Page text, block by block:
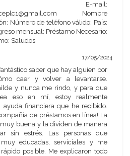
E-mail:
Nombre
Número de teléfono válido: País:
mensual: Préstamo Necesario:
Saludos
17/05/2024
saber que hay alguien por
caer y volver a levantarse.
y nunca me rindo, y para que
eso en mí, estoy realmente
ayuda financiera que he recibido.
de préstamos en línea! La
buena y la dividen de manera
sin estrés. Las personas que
educadas, serviciales y me
posible. Me explicaron todo